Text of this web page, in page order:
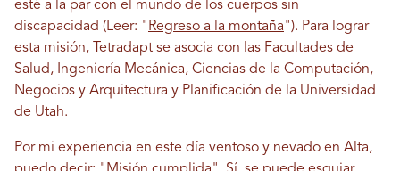
esté a la par con el mundo de los cuerpos sin
discapacidad (Leer: " Regreso a la montaña"). Para lograr
esta misión, Tetradapt se asocia con las Facultades de
Salud, Ingeniería Mecánica, Ciencias de la Computación,
Negocios y Arquitectura y Planificación de la Universidad
de Utah.
Por mi experiencia en este día ventoso y nevado en Alta,